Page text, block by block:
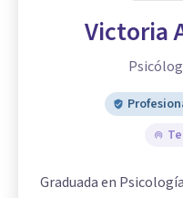
Victoria
Graduada en